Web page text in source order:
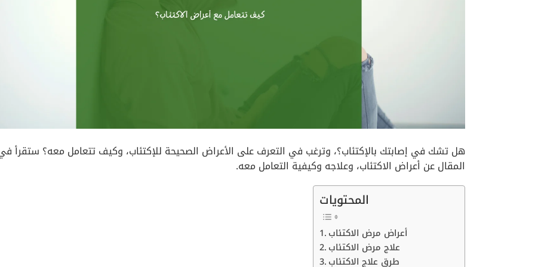
هل تشك في إصابتك بالإكتئاب؟، وترغب في التعرف على الأعراض الصحيحة للإكتئاب، وكيف تتعامل معه؟ ستقرأ
المقال عن أعراض الاكتئاب، وعلاجه وكيفية التعامل معه.
المحتويات
أعراض مرض الاكتئاب
علاج مرض الاكتئاب
طرق علاج الاكتئاب